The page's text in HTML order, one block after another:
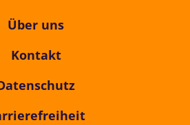
Über uns
Kontakt